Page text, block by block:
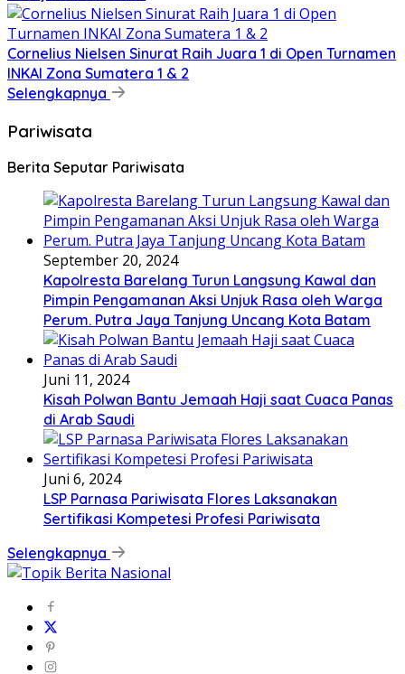
Cornelius Nielsen Sinurat Raih Juara 1 di Open Turnamen
INKAI Zona Sumatera 1 & 2
Selengkapnya
Pariwisata
Berita Seputar Pariwisata
September 20, 2024
Kapolresta Barelang Turun Langsung Kawal dan
Pimpin Pengamanan Aksi Unjuk Rasa oleh Warga
Perum. Putra Jaya Tanjung Uncang Kota Batam
Juni 11, 2024
Kisah Polwan Bantu Jemaah Haji saat Cuaca Panas
di Arab Saudi
Juni 6, 2024
LSP Parnasa Pariwisata Flores Laksanakan
Sertifikasi Kompetesi Profesi Pariwisata
Selengkapnya